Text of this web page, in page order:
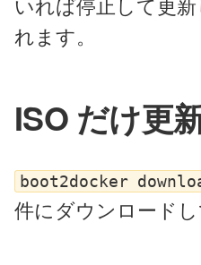
いれば停止して更
れます。
ISO だけ更
boot2docker
件にダウンロードし